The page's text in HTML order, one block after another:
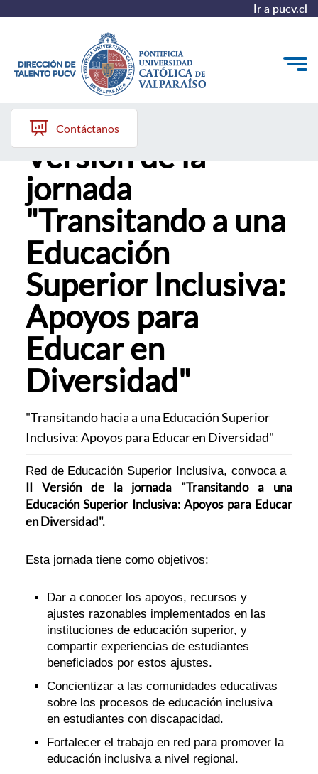
Ir a pucv.cl
Quiénes somos
Nuestros Programas
Investigación
Recursos
Contáctanos
RESI convoca a II
Versión de la
jornada
"Transitando a una
Educación
Superior Inclusiva:
Apoyos para
Educar en
Diversidad"
"Transitando hacia a una Educación Superior
Inclusiva: Apoyos para Educar en Diversidad"
Red de Educación Superior Inclusiva, convoca a
II Versión de la jornada "Transitando a una
Educación Superior Inclusiva: Apoyos para Educar
en Diversidad".
Esta jornada tiene como objetivos:
Dar a conocer los apoyos, recursos y
ajustes razonables implementados en las
instituciones de educación superior, y
compartir experiencias de estudiantes
beneficiados por estos ajustes.
Concientizar a las comunidades educativas
sobre los procesos de educación inclusiva
en estudiantes con discapacidad.
Fortalecer el trabajo en red para promover la
educación inclusiva a nivel regional.